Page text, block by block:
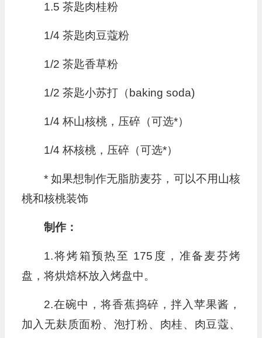
1.5 茶匙肉桂粉
1/4 茶匙肉豆蔻粉
1/2 茶匙香草粉
1/2 茶匙小苏打（baking soda)
1/4 杯山核桃，压碎（可选*）
1/4 杯核桃，压碎（可选*）
* 如果想制作无脂肪麦芬，可以不用山核
桃和核桃装饰
制作：
1.将烤箱预热至 175度，准备麦芬烤
盘，将烘焙杯放入烤盘中。
2.在碗中，将香蕉捣碎，拌入苹果酱，
加入无麸质面粉、泡打粉、肉桂、肉豆蔻、